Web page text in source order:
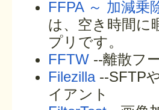
FFPA ～ 加減乗
は、空き時間に
プリです。
FFTW --離散フ
Filezilla--SFTP
イアント